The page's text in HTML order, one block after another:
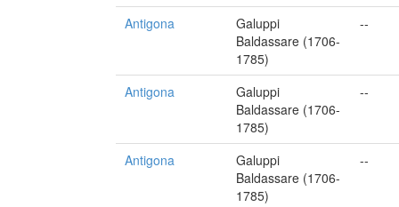
Antigona
Galuppi
Baldassare (1706-
1785)
--
Antigona
Galuppi
Baldassare (1706-
1785)
--
Antigona
Galuppi
Baldassare (1706-
1785)
--